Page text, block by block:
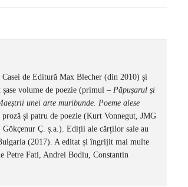
de Editură Max Blecher (din 2010) și
volume de poezie (primul – Păpușarul și
unei arte muribunde. Poeme alese
și patru de poezie (Kurt Vonnegut, JMG
Ç. ș.a.). Ediții ale cărților sale au
(2017). A editat și îngrijit mai multe
Petre Fati, Andrei Bodiu, Constantin